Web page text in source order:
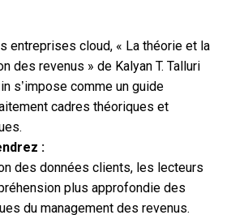
entreprises cloud, « La théorie et la
des revenus » de Kalyan T. Talluri
s’impose comme un guide
cadres théoriques et
:
des données clients, les lecteurs
plus approfondie des
du management des revenus.